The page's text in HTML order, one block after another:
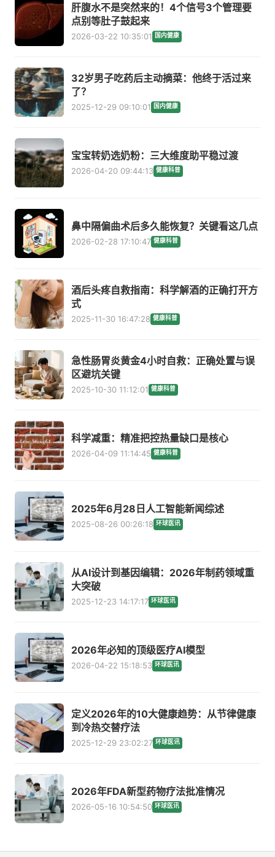
肝腹水不是突然来的！4个信号3个管理要
点别等肚子鼓起来
2026-03-22 10:35:01 国内健康
32岁男子吃药后主动摘菜：他终于活过来
了？
2025-12-29 09:10:01 国内健康
宝宝转奶选奶粉：三大维度助平稳过渡
2026-04-20 09:44:13 健康科普
鼻中隔偏曲术后多久能恢复？关键看这几点
2026-02-28 17:10:47 健康科普
酒后头疼自救指南：科学解酒的正确打开方
式
2025-11-30 16:47:28 健康科普
急性肠胃炎黄金4小时自救：正确处置与误
区避坑关键
2025-10-30 11:12:01 健康科普
科学减重：精准把控热量缺口是核心
2026-04-09 11:14:45 健康科普
2025年6月28日人工智能新闻综述
2025-08-26 00:26:18 环球医讯
从AI设计到基因编辑：2026年制药领域重
大突破
2025-12-23 14:17:17 环球医讯
2026年必知的顶级医疗AI模型
2026-04-22 15:18:53 环球医讯
定义2026年的10大健康趋势：从节律健康
到冷热交替疗法
2025-12-29 23:02:27 环球医讯
2026年FDA新型药物疗法批准情况
2026-05-16 10:54:50 环球医讯